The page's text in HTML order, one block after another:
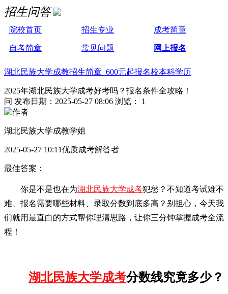
招生问答
院校首页 招生专业 成考简章
自考简章 常见问题 网上报名
湖北民族大学成教招生简章 600元起报名校本科学历
2025年湖北民族大学成考好考吗？报名条件全攻略！
问 发布日期：2025-05-27 08:06 浏览： 1
湖北民族大学成教学姐
2025-05-27 10:11优质成考解答者
最佳答案：
你是不是也在为湖北民族大学成考犯愁？不知道考试难不
难、报名需要哪些材料、录取分数到底多高？别担心，今天我
们就用最直白的方式帮你理清思路，让你三分钟掌握成考全流
程！
湖北民族大学成考分数线究竟多少？